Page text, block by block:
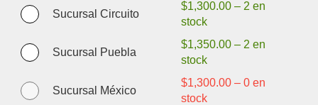
Sucursal Circuito
$1,300.00– 2 en
stock
Sucursal Puebla
$1,350.00– 2 en
stock
Sucursal México
$1,300.00– 0 en
stock